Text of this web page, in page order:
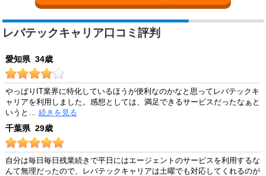
レバテックキャリア口コミ評判
愛知県 34歳
やっぱりIT業界に特化しているほうが便利なのかなと思ってレバテックキ
ャリアを利用しました。感想としては、満足できるサービスだったなぁと
いうと… 続きを見る
千葉県 29歳
自分は毎日毎日残業続きで平日にはエージェントのサービスを利用するな
んて無理だったので、レバテックキャリアは土曜でも対応してくれるのが